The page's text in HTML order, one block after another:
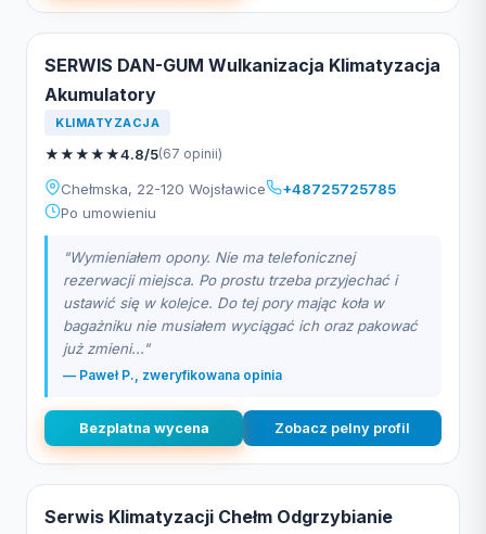
SERWIS DAN-GUM Wulkanizacja Klimatyzacja
Akumulatory
KLIMATYZACJA
★★★★★4.8/5(67 opinii)
Chełmska, 22-120 Wojsławice
+48725725785
Po umowieniu
"Wymieniałem opony. Nie ma telefonicznej
rezerwacji miejsca. Po prostu trzeba przyjechać i
ustawić się w kolejce. Do tej pory mając koła w
bagażniku nie musiałem wyciągać ich oraz pakować
już zmieni..."
— Paweł P., zweryfikowana opinia
Bezplatna wycena Zobacz pelny profil
Serwis Klimatyzacji Chełm Odgrzybianie